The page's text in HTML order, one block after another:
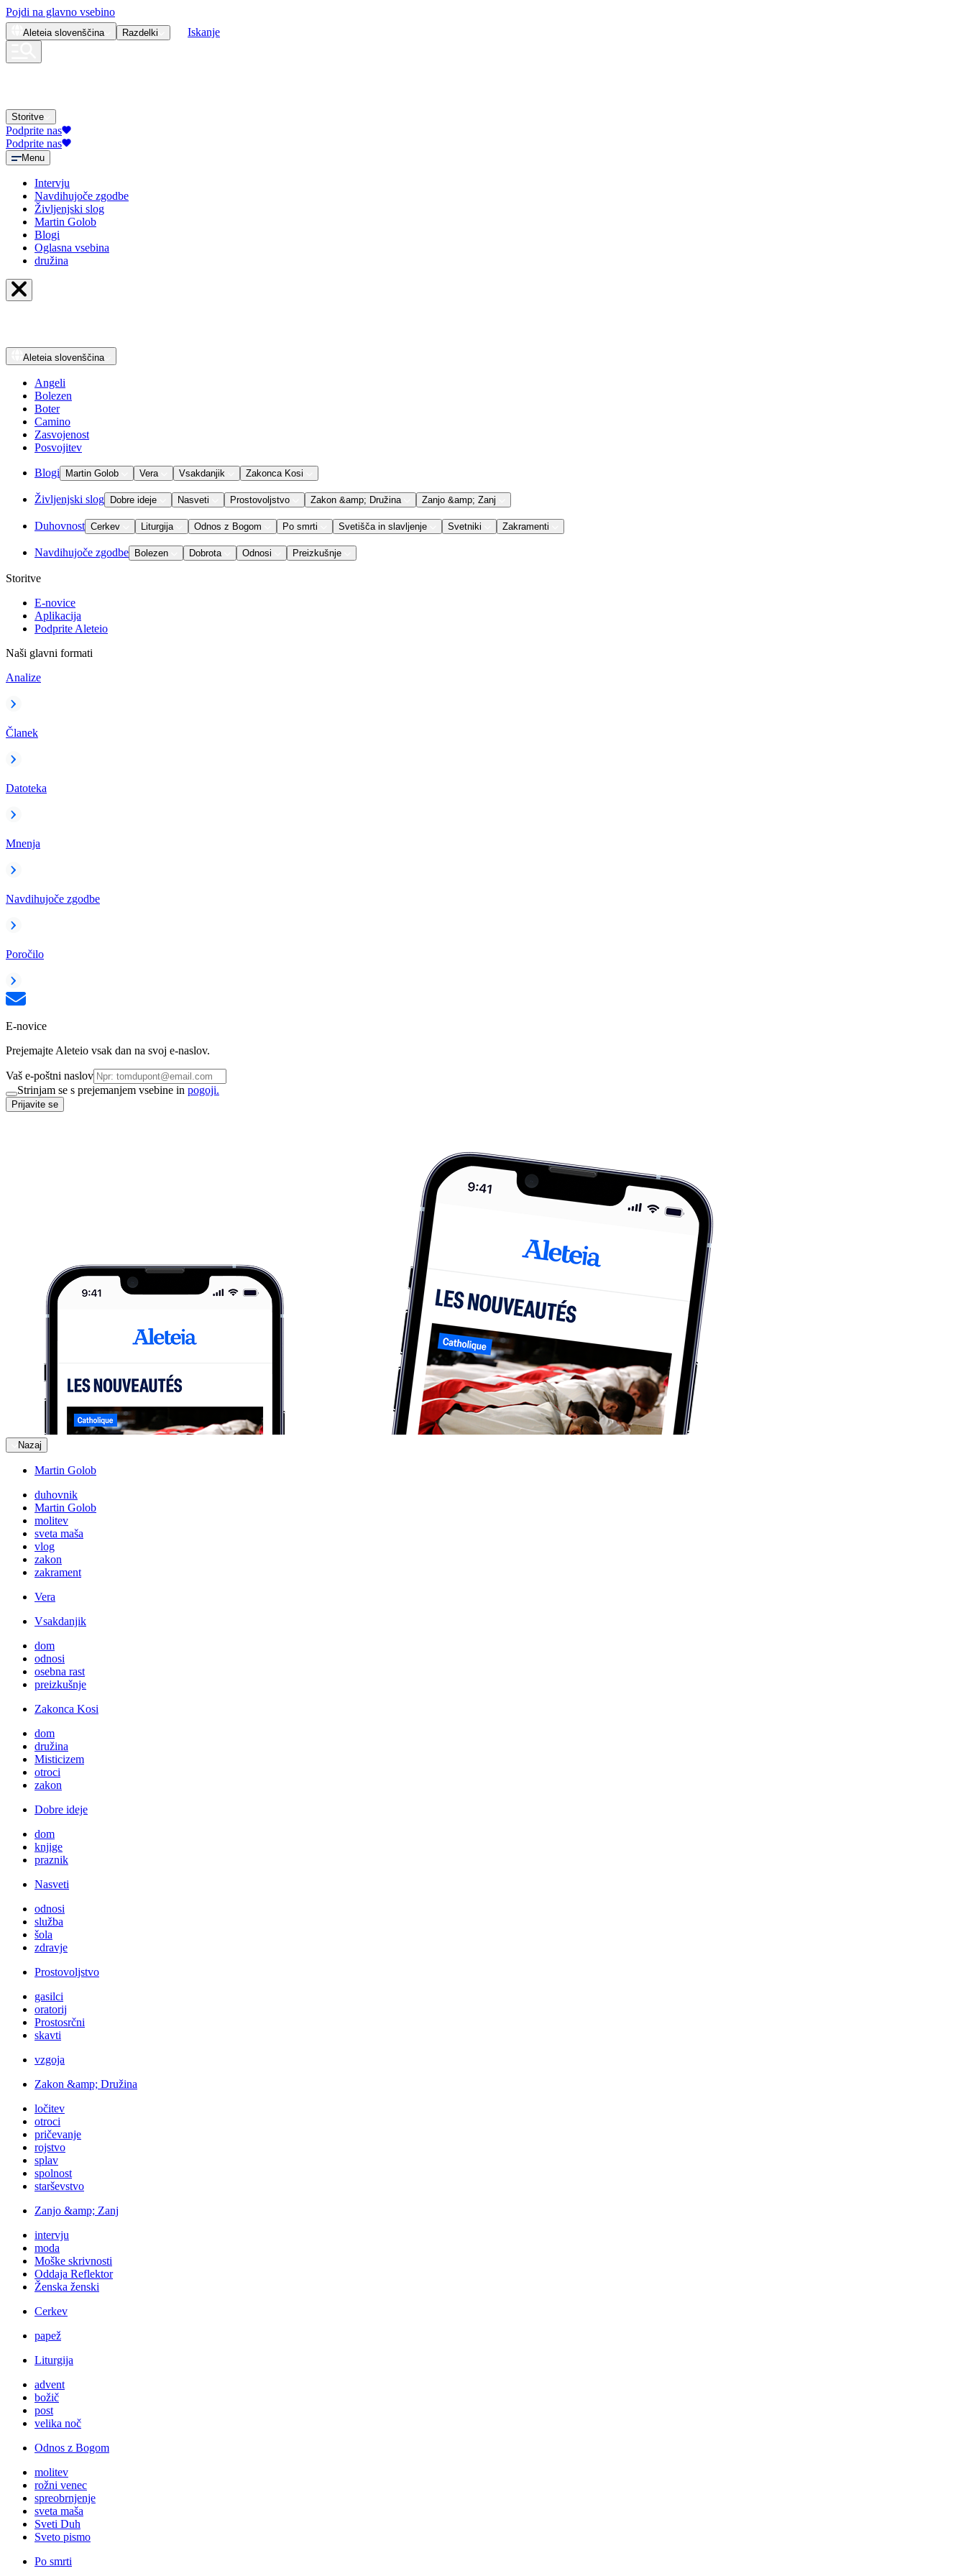
Pojdi na glavno vsebino
Aleteia slovenščina Razdelki Iskanje
Storitve
Podprite nas
Podprite nas
Menu
Intervju
Navdihujoče zgodbe
Življenjski slog
Martin Golob
Blogi
Oglasna vsebina
družina
Aleteia slovenščina
Angeli
Bolezen
Boter
Camino
Zasvojenost
Posvojitev
Blogi Martin Golob Vera Vsakdanjik Zakonca Kosi
Življenjski slog Dobre ideje Nasveti Prostovoljstvo Zakon &amp; Družina Zanjo &amp; Zanj
Duhovnost Cerkev Liturgija Odnos z Bogom Po smrti Svetišča in slavljenje Svetniki Zakramenti
Navdihujoče zgodbe Bolezen Dobrota Odnosi Preizkušnje
Storitve
E-novice
Aplikacija
Podprite Aleteio
Naši glavni formati
Analize
Članek
Datoteka
Mnenja
Navdihujoče zgodbe
Poročilo
E-novice
Prejemajte Aleteio vsak dan na svoj e-naslov.
Vaš e-poštni naslov
Strinjam se s prejemanjem vsebine in pogoji.
Prijavite se
Nazaj
Martin Golob
duhovnik
Martin Golob
molitev
sveta maša
vlog
zakon
zakrament
Vera
Vsakdanjik
dom
odnosi
osebna rast
preizkušnje
Zakonca Kosi
dom
družina
Misticizem
otroci
zakon
Dobre ideje
dom
knjige
praznik
Nasveti
odnosi
služba
šola
zdravje
Prostovoljstvo
gasilci
oratorij
Prostosrčni
skavti
vzgoja
Zakon &amp; Družina
ločitev
otroci
pričevanje
rojstvo
splav
spolnost
starševstvo
Zanjo &amp; Zanj
intervju
moda
Moške skrivnosti
Oddaja Reflektor
Ženska ženski
Cerkev
papež
Liturgija
advent
božič
post
velika noč
Odnos z Bogom
molitev
rožni venec
spreobrnjenje
sveta maša
Sveti Duh
Sveto pismo
Po smrti